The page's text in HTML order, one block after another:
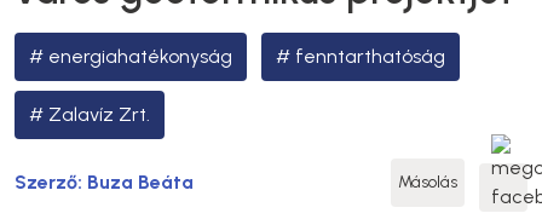
energiahatékonyság fenntarthatóság
Zalavíz Zrt.
Szerző: Buza Beáta Másolás